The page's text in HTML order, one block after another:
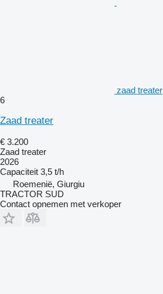
zaad treater
6
Zaad treater
€ 3.200
Zaad treater
2026
Capaciteit 3,5 t/h
Roemenië, Giurgiu
TRACTOR SUD
Contact opnemen met verkoper